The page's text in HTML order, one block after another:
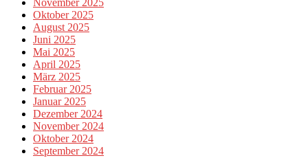
Oktober 2025
August 2025
Juni 2025
Mai 2025
April 2025
März 2025
Februar 2025
Januar 2025
Dezember 2024
November 2024
Oktober 2024
September 2024